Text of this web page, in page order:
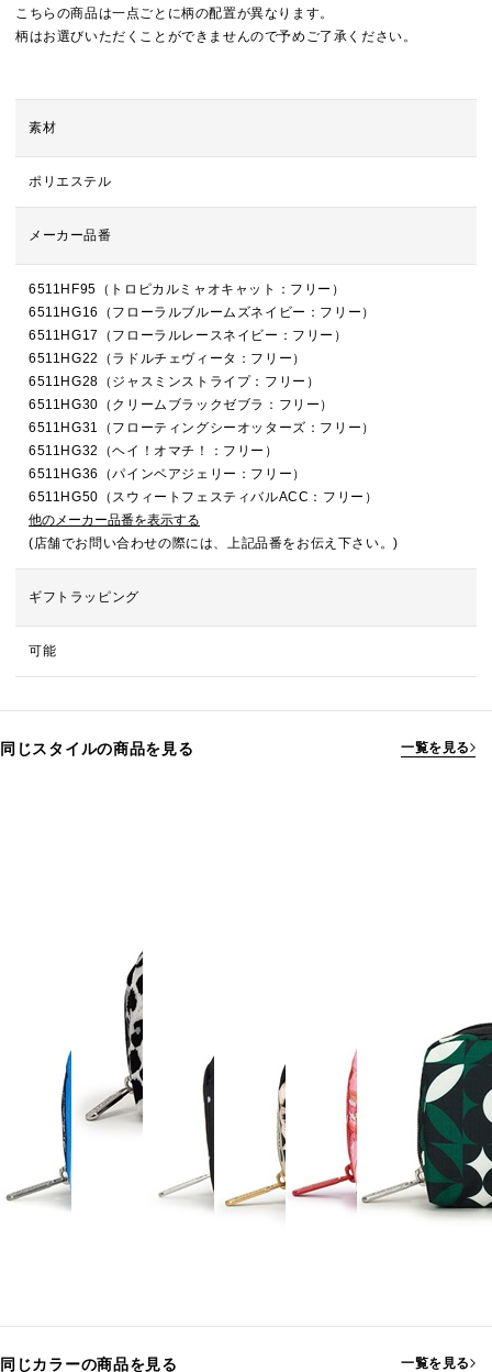
こちらの商品は一点ごとに柄の配置が異なります。
柄はお選びいただくことができませんので予めご了承ください。
素材
ポリエステル
メーカー品番
6511HF95（トロピカルミャオキャット：フリー）
6511HG16（フローラルブルームズネイビー：フリー）
6511HG17（フローラルレースネイビー：フリー）
6511HG22（ラドルチェヴィータ：フリー）
6511HG28（ジャスミンストライプ：フリー）
6511HG30（クリームブラックゼブラ：フリー）
6511HG31（フローティングシーオッターズ：フリー）
6511HG32（ヘイ！オマチ！：フリー）
6511HG36（パインベアジェリー：フリー）
6511HG50（スウィートフェスティバルACC：フリー）
他のメーカー品番を表示する
(店舗でお問い合わせの際には、上記品番をお伝え下さい。)
ギフトラッピング
可能
同じスタイルの商品を見る 一覧を見る
同じカラーの商品を見る 一覧を見る